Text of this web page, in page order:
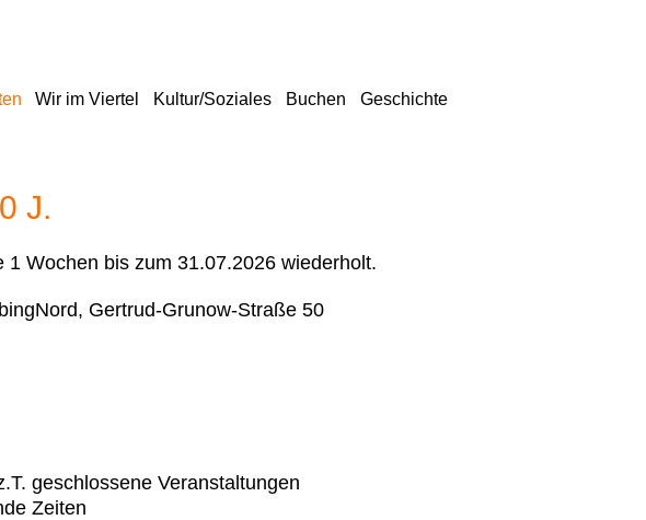
Wir im Viertel Kultur/Soziales Buchen Geschichte
J.
1 Wochen bis zum 31.07.2026 wiederholt.
Gertrud-Grunow-Straße 50
geschlossene Veranstaltungen
Zeiten